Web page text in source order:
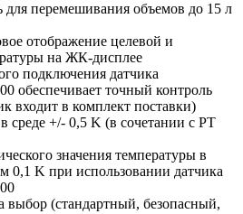
перемешивания объемов до 15 л
отображение целевой и
на ЖК-дисплее
подключения датчика
обеспечивает точный контроль
входит в комплект поставки)
среде +/- 0,5 K (в сочетании с PT
значения температуры в
0,1 K при использовании датчика
выбор (стандартный, безопасный,